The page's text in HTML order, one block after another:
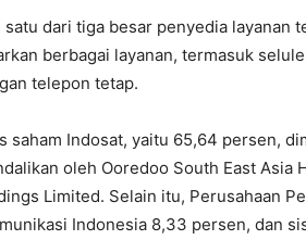
dari tiga besar penyedia layanan
berbagai layanan, termasuk
telepon tetap.
saham Indosat, yaitu 65,64 persen,
oleh Ooredoo South East Asia
Limited. Selain itu, Perusahaan
Indonesia 8,33 persen, dan